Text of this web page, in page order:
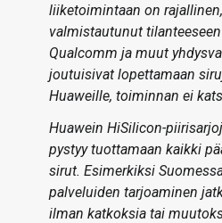
liiketoimintaan on
valmistautunut
Qualcomm ja muut
joutuisivat lopettamaan
Huaweille, toiminnan ei
Huawein HiSilicon-
pystyy tuottamaan kaikki
sirut. Esimerkiksi
palveluiden tarjoaminen
ilman katkoksia tai